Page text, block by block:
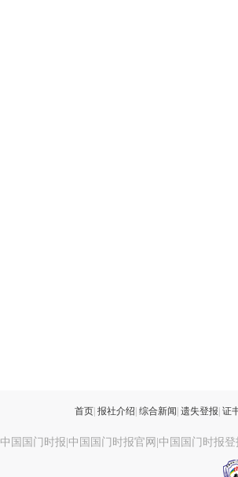
首页| 报社介绍 综合新闻 遗失登报 证
中国国门时报|中国国门时报官网|中国国门时报